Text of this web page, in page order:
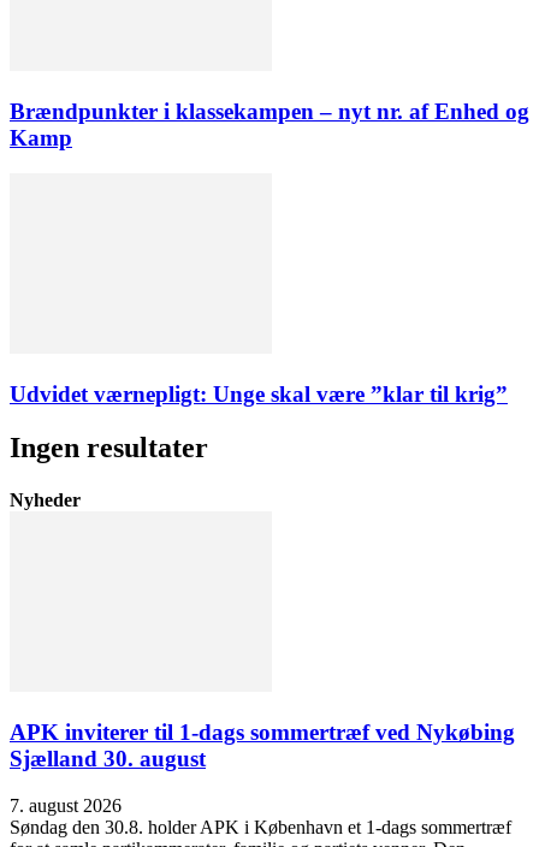
Brændpunkter i klassekampen – nyt nr. af Enhed og
Kamp
Udvidet værnepligt: Unge skal være ”klar til krig”
Ingen resultater
Nyheder
APK inviterer til 1-dags sommertræf ved Nykøbing
Sjælland 30. august
7. august 2026
Søndag den 30.8. holder APK i København et 1-dags sommertræf